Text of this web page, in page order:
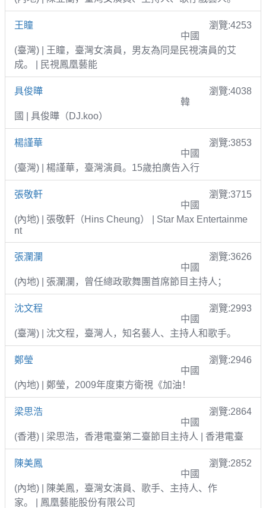
王瞳
瀏覽:4253
中國
(臺灣) | 王瞳，臺灣女演員，男友為同是民視演員的艾
成。 | 民視鳳凰藝能
具俊曄
瀏覽:4038
韓
國 | 具俊曄（DJ.koo）
楊謹華
瀏覽:3853
中國
(臺灣) | 楊謹華，臺灣演員。15歲拍廣告入行
張敬軒
瀏覽:3715
中國
(內地) | 張敬軒（Hins Cheung） | Star Max Entertainme
nt
張瀾瀾
瀏覽:3626
中國
(內地) | 張瀾瀾，曾任總政歌舞團首席節目主持人；
沈文程
瀏覽:2993
中國
(臺灣) | 沈文程，臺灣人，知名藝人、主持人和歌手。
鄭瑩
瀏覽:2946
中國
(內地) | 鄭瑩，2009年度東方衛視《加油！
梁思浩
瀏覽:2864
中國
(香港) | 梁思浩，香港電臺第二臺節目主持人 | 香港電臺
陳美鳳
瀏覽:2852
中國
(內地) | 陳美鳳，臺灣女演員、歌手、主持人、作
家。 | 鳳凰藝能股份有限公司